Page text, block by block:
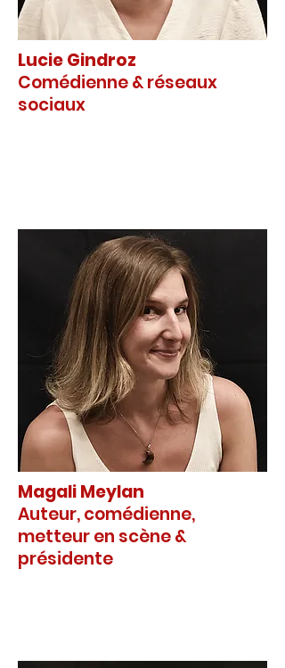
Lucie Gindroz
Comédienne & réseaux
sociaux
Magali Meylan
Auteur, comédienne,
metteur en scène &
présidente